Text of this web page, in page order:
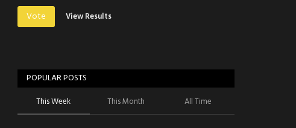
Vote View Results
POPULAR POSTS
This Week This Month All Time